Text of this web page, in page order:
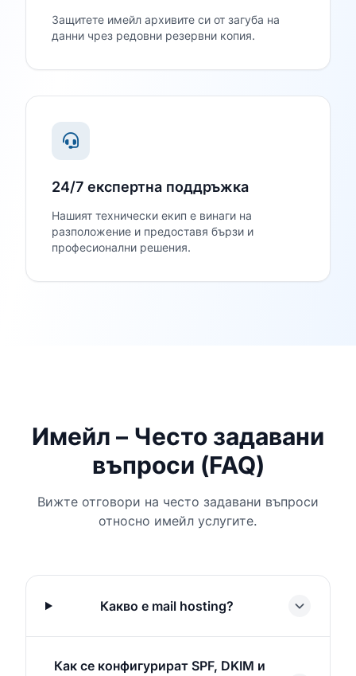
Защитете имейл архивите си от загуба на
данни чрез редовни резервни копия.
24/7 експертна поддръжка
Нашият технически екип е винаги на
разположение и предоставя бързи и
професионални решения.
Имейл – Често задавани
въпроси (FAQ)
Вижте отговори на често задавани въпроси
относно имейл услугите.
Какво е mail hosting?
Как се конфигурират SPF, DKIM и